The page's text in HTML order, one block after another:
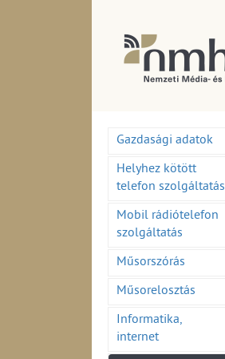
Gazdasági adatok
Helyhez kötött
telefon szolgáltatás
Mobil rádiótelefon
szolgáltatás
Műsorszórás
Műsorelosztás
Informatika,
internet